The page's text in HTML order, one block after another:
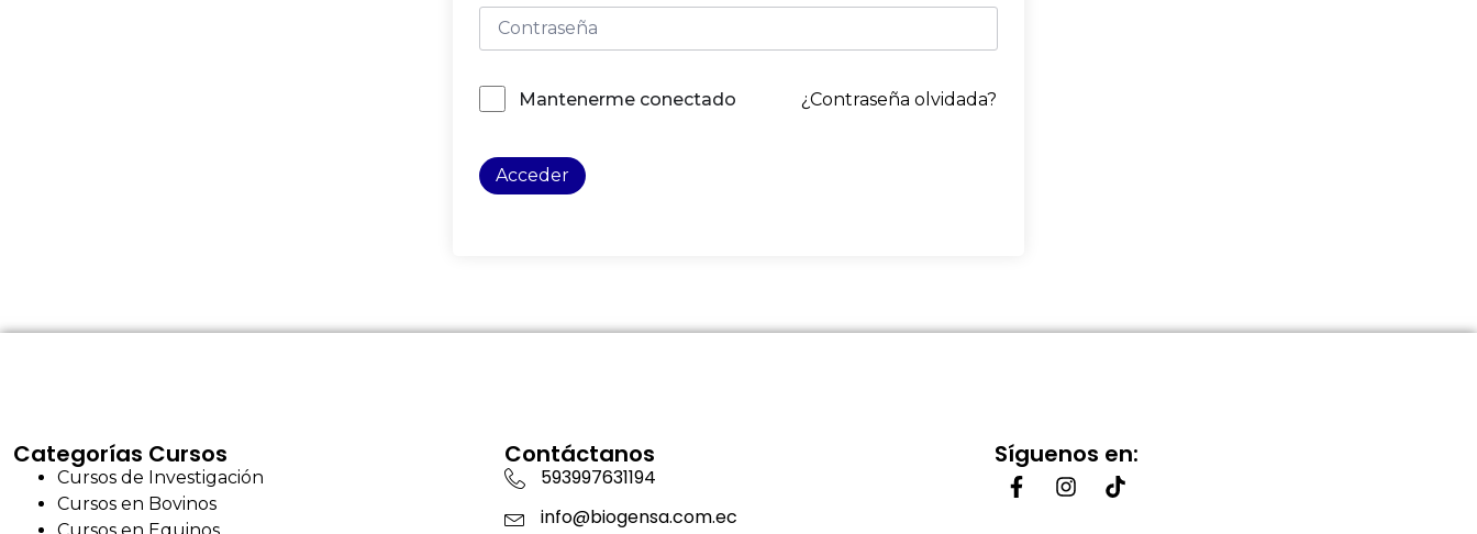
Mantenerme conectado ¿Contraseña olvidada?
Acceder
Categorías Cursos
Cursos de Investigación
Cursos en Bovinos
Contáctanos
593997631194
info@biogensa.com.ec
Síguenos en: